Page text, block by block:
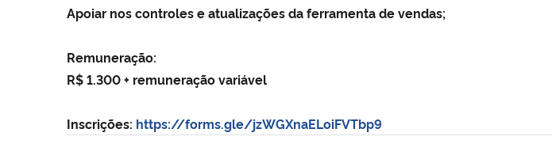
Apoiar nos controles e atualizações da ferramenta de vendas;
Remuneração:
R$ 1.300 + remuneração variável
Inscrições: https://forms.gle/jzWGXnaELoiFVTbp9